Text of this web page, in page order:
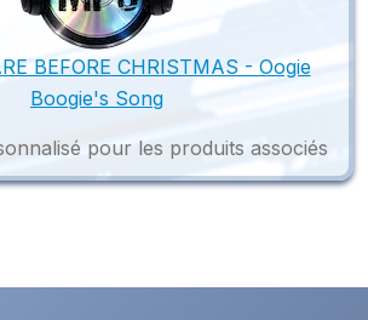
BEFORE CHRISTMAS - Oogie
Boogie's Song
pour les produits associés